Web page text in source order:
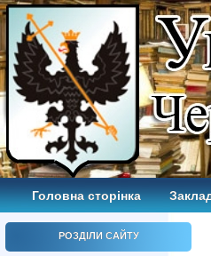
Головна сторінка
РОЗДІЛИ САЙТУ